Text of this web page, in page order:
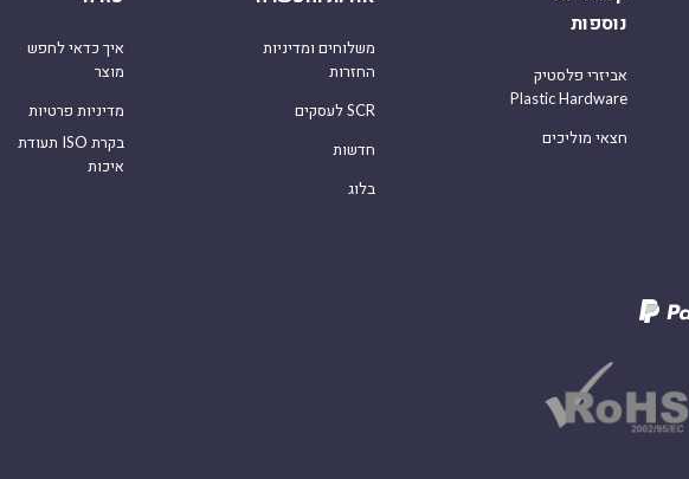
נוספות
אביזרי פלסטיק
Plastic Hardware
חצאי מוליכים
משלוחים ומדיניות
החזרות
לעסקים SCR
חדשות
בלוג
איך כדאי לחפש
מוצר
מדיניות פרטיות
תעודת ISO בקרת
איכות